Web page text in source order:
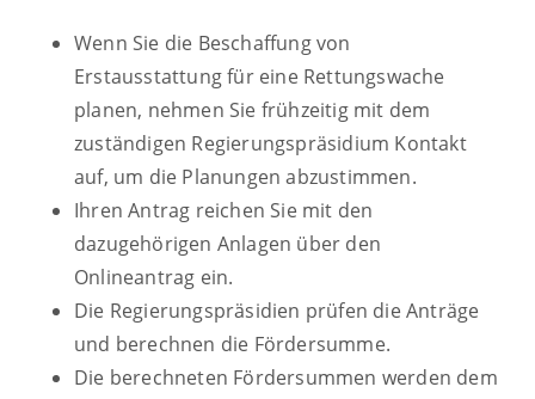
Wenn Sie die Beschaffung von
Erstausstattung für eine Rettungswache
planen, nehmen Sie frühzeitig mit dem
zuständigen Regierungspräsidium Kontakt
auf, um die Planungen abzustimmen.
Ihren Antrag reichen Sie mit den
dazugehörigen Anlagen über den
Onlineantrag ein.
Die Regierungspräsidien prüfen die Anträge
und berechnen die Fördersumme.
Die berechneten Fördersummen werden dem